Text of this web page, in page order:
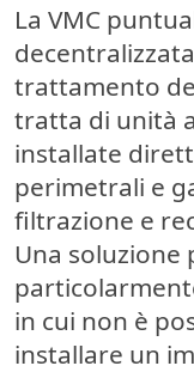
La VMC
decentralizzata
trattamento
tratta di unità
installate
perimetrali e
filtrazione e
Una soluzione
in cui non è
installare un